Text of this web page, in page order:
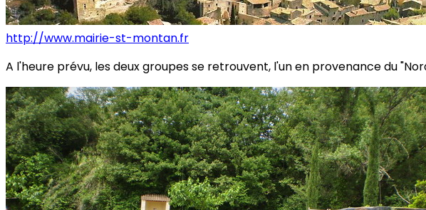
http://www.mairie-st-montan.fr
A l'heure prévu, les deux groupes se retrouvent, l'un en provenance du